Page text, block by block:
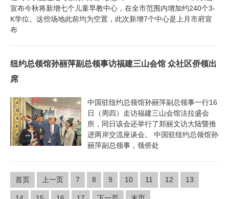
宣布今秋将新增七个儿童早教中心，在全市范围内增加约240个3-
K学位。这些场地此前均为空置，此次新增7个中心是上月市府宣
布
纽约总领馆孙丽萍副总领事访福建三山会馆 众社区侨领出
席
中国驻纽约总领馆孙丽萍副总领事一行16
日（周四）走访福建三山会馆法拉盛会
所，同日该会还举行了郑丽文访大陆暨推
进两岸交流座谈会。 中国驻纽约总领馆孙
丽萍副总领事，领侨处
首页 上一页 7 8 9 10 11 12 13